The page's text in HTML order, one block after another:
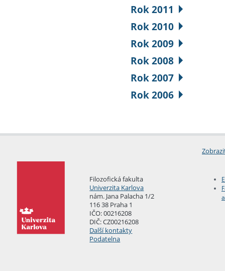
Rok 2011
Rok 2010
Rok 2009
Rok 2008
Rok 2007
Rok 2006
Filozofická fakulta
Univerzita Karlova
nám. Jana Palacha 1/2
116 38 Praha 1
IČO: 00216208
DIČ: CZ00216208
Další kontakty
Podatelna